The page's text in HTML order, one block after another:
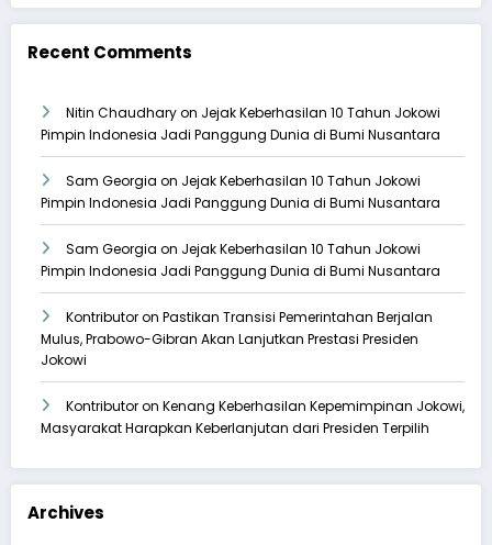
Recent Comments
Nitin Chaudharyon Jejak Keberhasilan 10 Tahun Jokowi
Pimpin Indonesia Jadi Panggung Dunia di Bumi Nusantara
Sam Georgia on Jejak Keberhasilan 10 Tahun Jokowi
Pimpin Indonesia Jadi Panggung Dunia di Bumi Nusantara
Sam Georgia on Jejak Keberhasilan 10 Tahun Jokowi
Pimpin Indonesia Jadi Panggung Dunia di Bumi Nusantara
Kontributoron Pastikan Transisi Pemerintahan Berjalan
Mulus, Prabowo-Gibran Akan Lanjutkan Prestasi Presiden
Jokowi
Kontributoron Kenang Keberhasilan Kepemimpinan Jokowi,
Masyarakat Harapkan Keberlanjutan dari Presiden Terpilih
Archives